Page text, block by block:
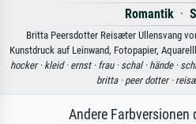
Romantik·
Britta Peersdotter Reisæter Ullensvang
Kunstdruck auf Leinwand, Fotopapier,
hocker · kleid · ernst · frau · schal · hände ·
britta · peer dotter ·
Andere Farbversionen